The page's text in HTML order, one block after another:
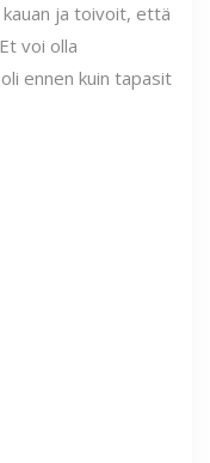
ja toivoit, että
voi olla
ennen kuin tapasit